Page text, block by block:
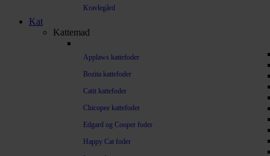
Kravlegård
Kat
Kattemad
Applaws kattefoder
Bozita kattefoder
Catit kattefoder
Chicopee kattefoder
Edgard og Cooper foder
Happy Cat foder